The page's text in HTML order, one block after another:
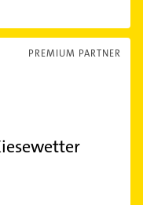
PREMIUM PARTNER